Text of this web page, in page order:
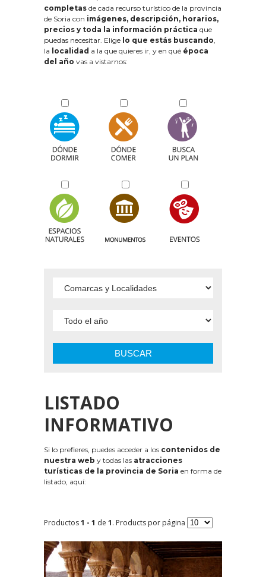
completas de cada recurso turístico de la provincia
de Soria con imágenes, descripción, horarios,
precios y toda la información práctica que
puedas necesitar. Elige lo que estás buscando,
la localidad a la que quieres ir, y en qué época
del año vas a vistarnos:
BUSCAR
LISTADO
INFORMATIVO
Si lo prefieres, puedes acceder a los contenidos de
nuestra web y todas las atracciones
turísticas de la provincia de Soria en forma de
listado, aquí:
Productos1 - 1 de 1. Products por página